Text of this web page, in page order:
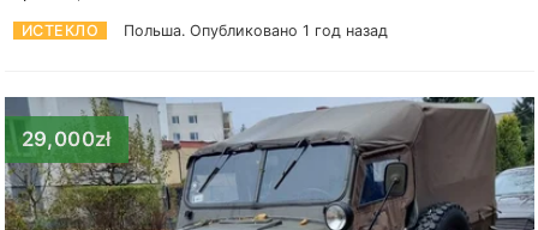
ИСТЕКЛО Польша. Опубликовано 1 год назад
29,000zł